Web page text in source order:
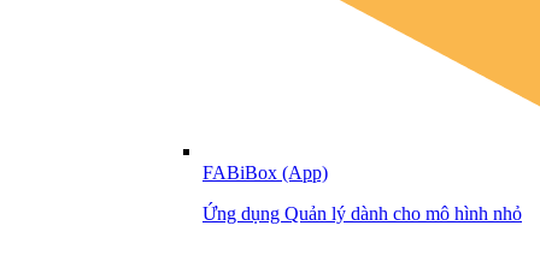
FABiBox (App)
Ứng dụng Quản lý dành cho mô hình nhỏ